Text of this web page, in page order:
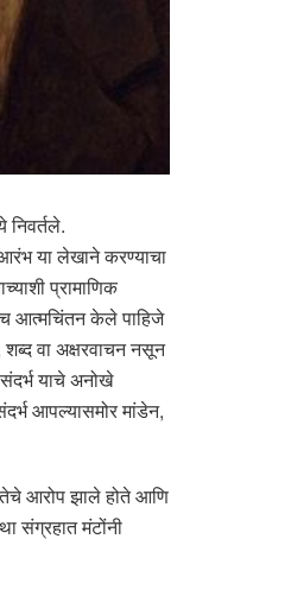
निवर्तले.
या लेखाने करण्याचा
प्रामाणिक
आत्मचिंतन केले पाहिजे
वा अक्षरवाचन नसून
याचे अनोखे
आपल्यासमोर मांडेन,
आरोप झाले होते आणि
संग्रहात मंटोंनी